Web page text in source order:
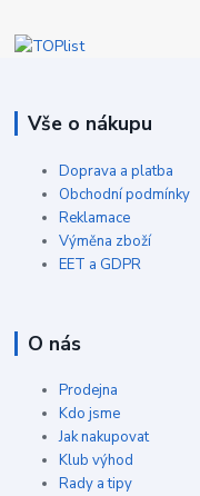
Vše o nákupu
Doprava a platba
Obchodní podmínky
Reklamace
Výměna zboží
EET a GDPR
O nás
Prodejna
Kdo jsme
Jak nakupovat
Klub výhod
Rady a tipy